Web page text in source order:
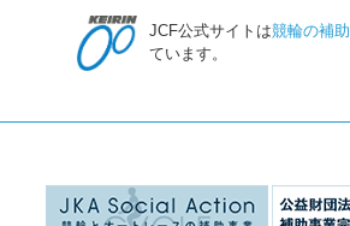
JCF公式サイトは競輪の補助
ています。